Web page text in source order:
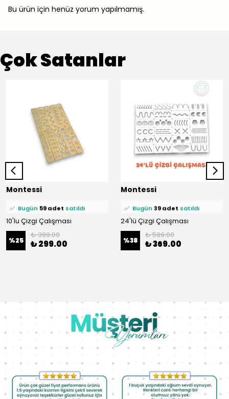
Bu ürün için henüz yorum yapılmamış.
Çok Satanlar
Montessi
⭐️ Bu ürünü
🛒 89 kişisepetine ekledi!
✅ Bugün 59 adet satıldı
10'lu Çizgi Çalışması
%25
₺ 399.00
₺ 299.00
Montessi
favoriledi!
🛒 69 kişisepetine ekledi!
✅ Bugün 39 adet satıldı
24'lü Çizgi Çalışması
%38
₺ 599.00
₺ 369.00